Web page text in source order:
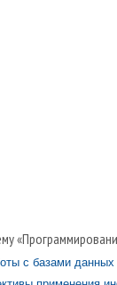
с базами данных